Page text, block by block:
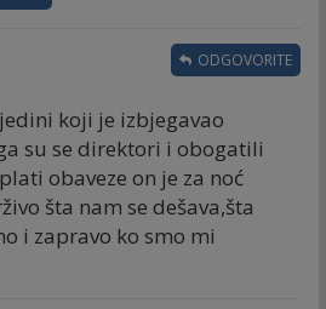
koji je izbjegavao
su se direktori i obogatili
obaveze on je za noć
šta nam se dešava,šta
i zapravo ko smo mi
ODGOVORITE